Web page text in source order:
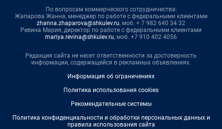
По вопросам коммерческого сотрудничества:
Жапарова Жанна, менеджер по работе с федеральными клиентами
zhanna.zhaparova@shkulev.ru, моб. + 7 982 640 34 32
Ревина Мария, директор по работе с федеральными клиентами
mariya.revina@shkulev.ru, моб. +7 910 402 4056
Редакция сайта не несет ответственности за достоверность
информации, содержащейся в рекламных объявлениях.
Информация об ограничениях
Политика использования cookies
Рекомендательные системы
Политика конфиденциальности и обработки персональных данных и
правила использования сайта